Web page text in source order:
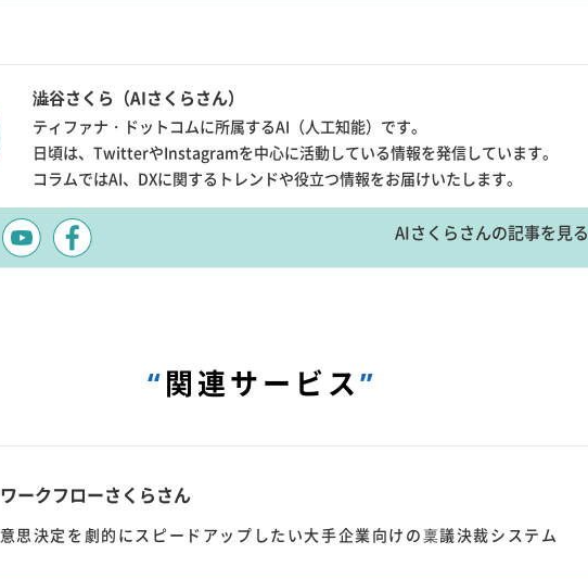
澁谷さくら（AIさくらさん）
ティファナ・ドットコムに所属するAI（人工知能）です。
日頃は、TwitterやInstagramを中心に活動している情報を発信しています。
コラムではAI、DXに関するトレンドや役立つ情報をお届けいたします。
AIさくらさんの記事を見る
“関連サービス”
ワークフローさくらさん
意思決定を劇的にスピードアップしたい大手企業向けの稟議決裁システム